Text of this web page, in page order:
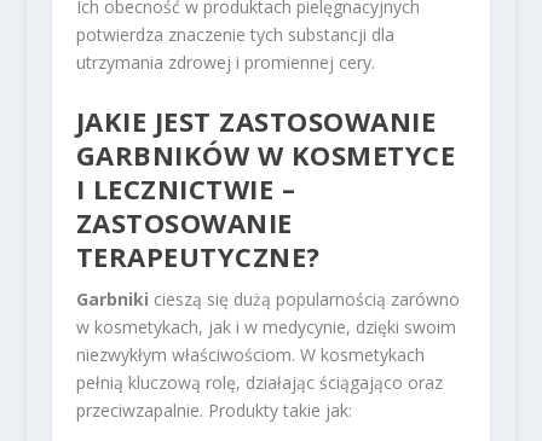
Ich obecność w produktach pielęgnacyjnych
potwierdza znaczenie tych substancji dla
utrzymania zdrowej i promiennej cery.
JAKIE JEST ZASTOSOWANIE
GARBNIKÓW W KOSMETYCE
I LECZNICTWIE –
ZASTOSOWANIE
TERAPEUTYCZNE?
Garbniki cieszą się dużą popularnością zarówno
w kosmetykach, jak i w medycynie, dzięki swoim
niezwykłym właściwościom. W kosmetykach
pełnią kluczową rolę, działając ściągająco oraz
przeciwzapalnie. Produkty takie jak: